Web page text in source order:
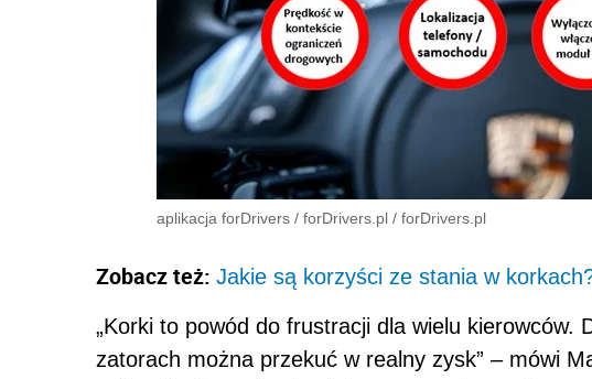
aplikacja forDrivers / forDrivers.pl / forDrivers.pl
Zobacz też: Jakie są korzyści ze stania w
„Korki to powód do frustracji dla wielu kierowców.
zatorach można przekuć w realny zysk” – mówi